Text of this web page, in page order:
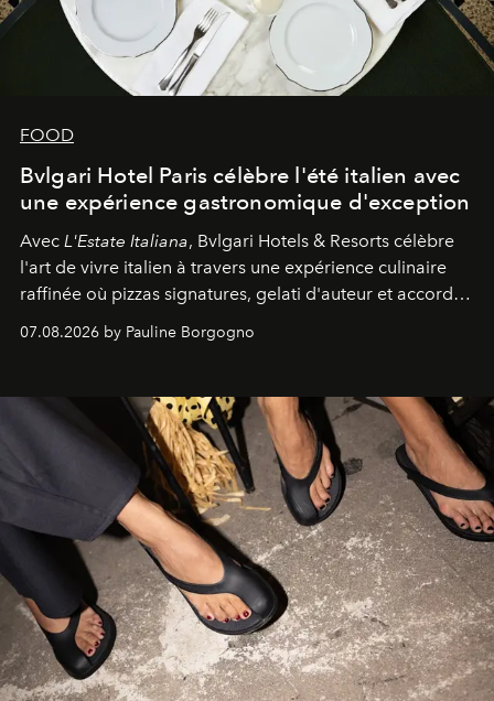
FOOD
Bvlgari Hotel Paris célèbre l'été italien avec
une expérience gastronomique d'exception
Avec L'Estate Italiana, Bvlgari Hotels & Resorts célèbre
l'art de vivre italien à travers une expérience culinaire
raffinée où pizzas signatures, gelati d'auteur et accords
d'exception composent un véritable voyage sensoriel.
07.08.2026 by Pauline Borgogno